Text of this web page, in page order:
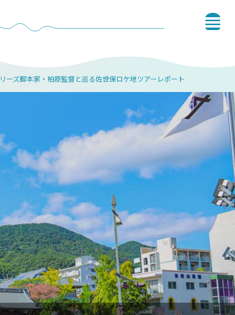
ーズ脚本家・柏原監督と巡る佐世保ロケ地ツアーレポート